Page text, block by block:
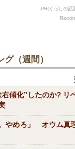
PR(くらしの話
（週間）
右傾化”したのか? リ
。やめろ」 オウム真